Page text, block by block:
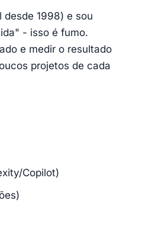
desde 1998) e sou
- isso é fumo.
e medir o resultado
projetos de cada
Copilot)